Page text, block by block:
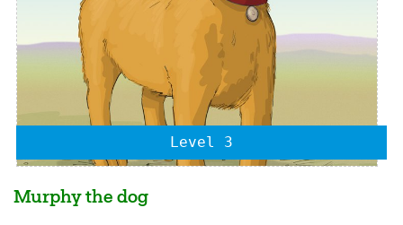
Level 3
Murphy the dog